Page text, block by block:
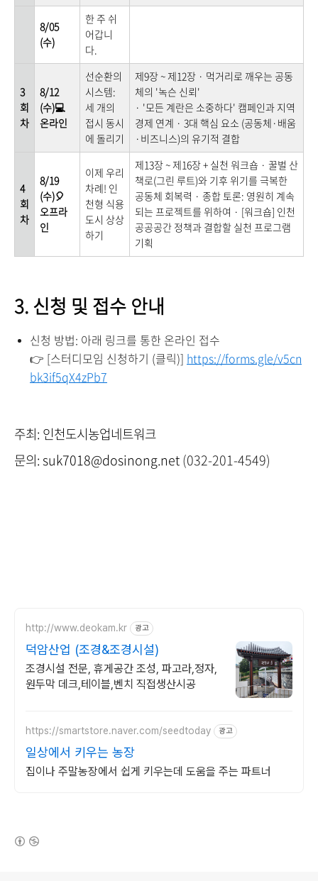
8/05
(수)
한 주 쉬
어갑니
다.
3
회
차
8/12
(수)💻
온라인
선순환의
시스템:
세 개의
접시 동시
에 돌리기
제9장 ~ 제12장 · 먹거리로 깨우는 공동
체의 '녹슨 신뢰'
· '모든 계란은 소중하다' 캠페인과 지역
경제 연계 · 3대 핵심 요소 (공동체·배움
·비즈니스)의 유기적 결합
4
회
차
8/19
(수)🎈
오프라
인
이제 우리
차례! 인
천형 식용
도시 상상
하기
제13장 ~ 제16장 + 실천 워크숍 · 꿀벌 산
책로(그린 루트)와 기후 위기를 극복한
공동체 회복력 · 종합 토론: 영원히 계속
되는 프로젝트를 위하여 · [워크숍] 인천
공공공간 정책과 결합할 실천 프로그램
기획
3. 신청 및 접수 안내
신청 방법: 아래 링크를 통한 온라인 접수
👉 [스터디모임 신청하기 (클릭)] https://forms.gle/v5cn
bk3if5qX4zPb7
주최: 인천도시농업네트워크
문의: suk7018@dosinong.net(032-201-4549)
http://www.deokam.kr 광고
덕암산업 (조경&조경시설)
조경시설 전문, 휴게공간 조성, 파고라,정자,
원두막 데크,테이블,벤치 직접생산시공
https://smartstore.naver.com/seedtoday 광고
일상에서 키우는 농장
집이나 주말농장에서 쉽게 키우는데 도움을 주는 파트너